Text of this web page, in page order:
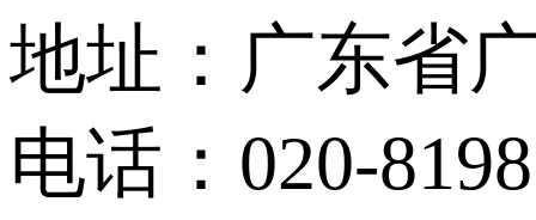
地址：广东省
电话：020-